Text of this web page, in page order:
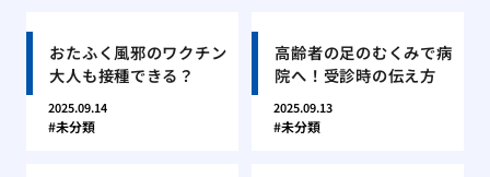
おたふく風邪のワクチン
大人も接種できる？
2025.09.14
未分類
高齢者の足のむくみで病
院へ！受診時の伝え方
2025.09.13
未分類